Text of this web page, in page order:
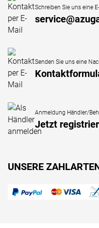
Schreiben Sie uns eine
Senden Sie uns eine
Anmeldung Händler/
Jetzt
UNSERE